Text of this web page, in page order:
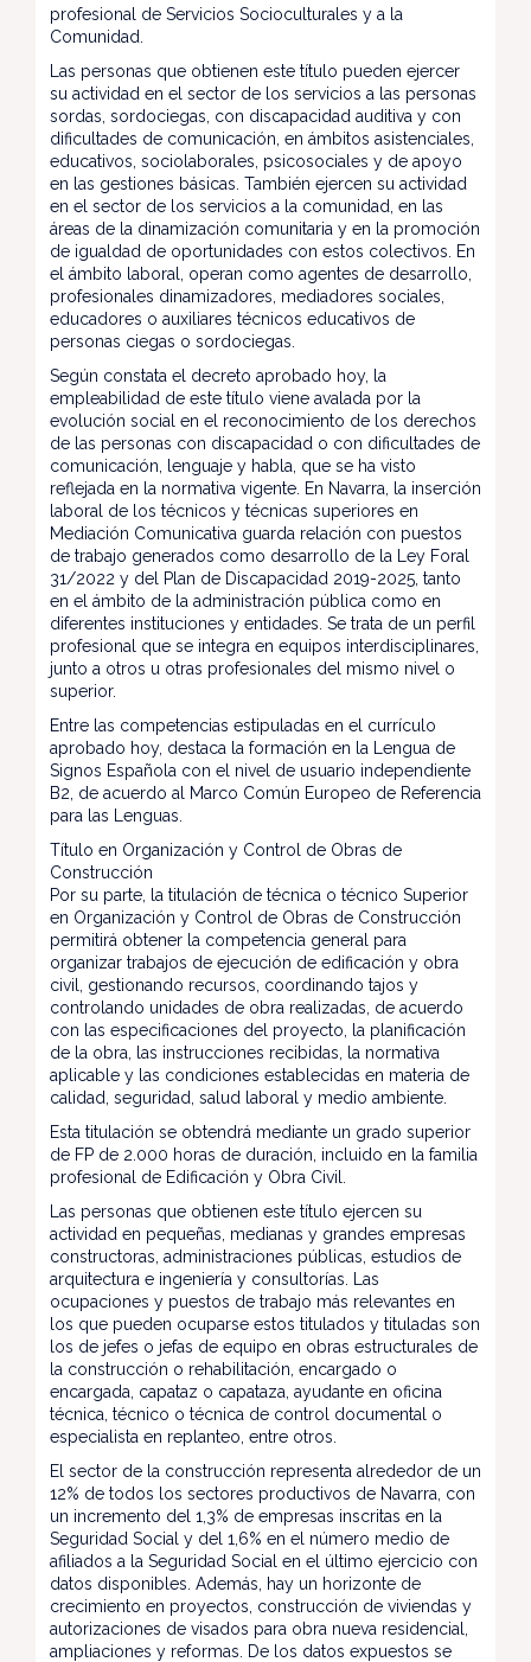
profesional de Servicios Socioculturales y a la
Comunidad.
Las personas que obtienen este título pueden ejercer
su actividad en el sector de los servicios a las personas
sordas, sordociegas, con discapacidad auditiva y con
dificultades de comunicación, en ámbitos asistenciales,
educativos, sociolaborales, psicosociales y de apoyo
en las gestiones básicas. También ejercen su actividad
en el sector de los servicios a la comunidad, en las
áreas de la dinamización comunitaria y en la promoción
de igualdad de oportunidades con estos colectivos. En
el ámbito laboral, operan como agentes de desarrollo,
profesionales dinamizadores, mediadores sociales,
educadores o auxiliares técnicos educativos de
personas ciegas o sordociegas.
Según constata el decreto aprobado hoy, la
empleabilidad de este título viene avalada por la
evolución social en el reconocimiento de los derechos
de las personas con discapacidad o con dificultades de
comunicación, lenguaje y habla, que se ha visto
reflejada en la normativa vigente. En Navarra, la inserción
laboral de los técnicos y técnicas superiores en
Mediación Comunicativa guarda relación con puestos
de trabajo generados como desarrollo de la Ley Foral
31/2022 y del Plan de Discapacidad 2019-2025, tanto
en el ámbito de la administración pública como en
diferentes instituciones y entidades. Se trata de un perfil
profesional que se integra en equipos interdisciplinares,
junto a otros u otras profesionales del mismo nivel o
superior.
Entre las competencias estipuladas en el currículo
aprobado hoy, destaca la formación en la Lengua de
Signos Española con el nivel de usuario independiente
B2, de acuerdo al Marco Común Europeo de Referencia
para las Lenguas.
Título en Organización y Control de Obras de
Construcción
Por su parte, la titulación de técnica o técnico Superior
en Organización y Control de Obras de Construcción
permitirá obtener la competencia general para
organizar trabajos de ejecución de edificación y obra
civil, gestionando recursos, coordinando tajos y
controlando unidades de obra realizadas, de acuerdo
con las especificaciones del proyecto, la planificación
de la obra, las instrucciones recibidas, la normativa
aplicable y las condiciones establecidas en materia de
calidad, seguridad, salud laboral y medio ambiente.
Esta titulación se obtendrá mediante un grado superior
de FP de 2.000 horas de duración, incluido en la familia
profesional de Edificación y Obra Civil.
Las personas que obtienen este título ejercen su
actividad en pequeñas, medianas y grandes empresas
constructoras, administraciones públicas, estudios de
arquitectura e ingeniería y consultorías. Las
ocupaciones y puestos de trabajo más relevantes en
los que pueden ocuparse estos titulados y tituladas son
los de jefes o jefas de equipo en obras estructurales de
la construcción o rehabilitación, encargado o
encargada, capataz o capataza, ayudante en oficina
técnica, técnico o técnica de control documental o
especialista en replanteo, entre otros.
El sector de la construcción representa alrededor de un
12% de todos los sectores productivos de Navarra, con
un incremento del 1,3% de empresas inscritas en la
Seguridad Social y del 1,6% en el número medio de
afiliados a la Seguridad Social en el último ejercicio con
datos disponibles. Además, hay un horizonte de
crecimiento en proyectos, construcción de viviendas y
autorizaciones de visados para obra nueva residencial,
ampliaciones y reformas. De los datos expuestos se